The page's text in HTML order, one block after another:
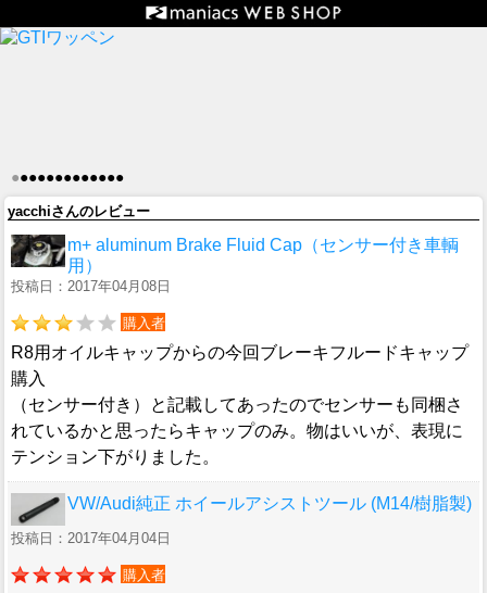
●●●●●●●●●●●●●
yacchiさんのレビュー
m+ aluminum Brake Fluid Cap（センサー付き車輌
用）
投稿日：2017年04月08日
購入者
R8用オイルキャップからの今回ブレーキフルードキャップ
購入
（センサー付き）と記載してあったのでセンサーも同梱さ
れているかと思ったらキャップのみ。物はいいが、表現に
テンション下がりました。
VW/Audi純正 ホイールアシストツール (M14/樹脂製)
投稿日：2017年04月04日
購入者